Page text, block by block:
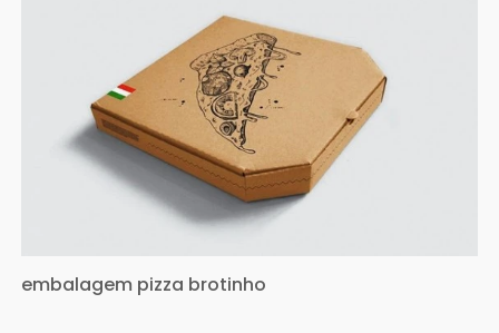
embalagem pizza brotinho